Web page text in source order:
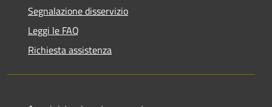
Segnalazione disservizio
Leggi le FAQ
Richiesta assistenza